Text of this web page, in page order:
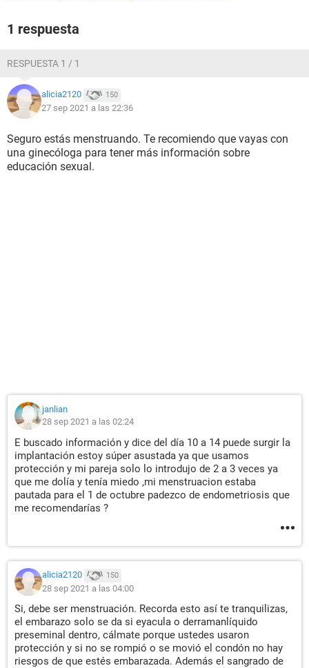
1 respuesta
RESPUESTA 1 / 1
alicia2120 150
27 sep 2021 a las 22:36
Seguro estás menstruando. Te recomiendo que vayas con
una ginecóloga para tener más información sobre
educación sexual.
janlian
28 sep 2021 a las 02:24
E buscado información y dice del día 10 a 14 puede surgir la
implantación estoy súper asustada ya que usamos
protección y mi pareja solo lo introdujo de 2 a 3 veces ya
que me dolía y tenía miedo ,mi menstruacion estaba
pautada para el 1 de octubre padezco de endometriosis que
me recomendarías ?
alicia2120 150
28 sep 2021 a las 04:00
Si, debe ser menstruación. Recorda esto así te tranquilizas,
el embarazo solo se da si eyacula o derramanlíquido
preseminal dentro, cálmate porque ustedes usaron
protección y si no se rompió o se movió el condón no hay
riesgos de que estés embarazada. Además el sangrado de